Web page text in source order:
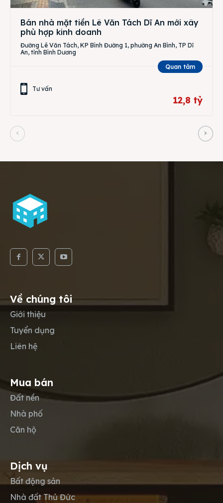
Bán nhà mặt tiền Lê Văn Tách Dĩ An mới xây
phù hợp kinh doanh
Đường Lê Văn Tách, KP Bình Đường 1, phường An Bình, TP Dĩ
An, tỉnh Bình Dương
Quan tâm
Tư vấn
12,8 tỷ
Về chúng tôi
Giới thiệu
Tuyển dụng
Liên hệ
Mua bán
Đất nền
Nhà phố
Căn hộ
Dịch vụ
Bất động sản
Nhà đất Thủ Đức